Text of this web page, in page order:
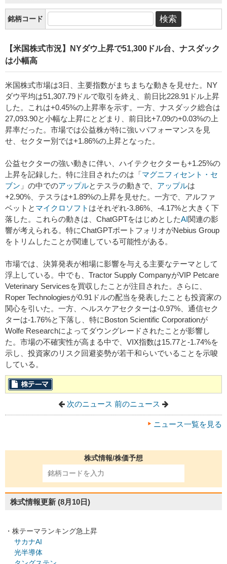
銘柄コード
【米国株式市況】NYダウ上昇で51,300ドル台、ナスダック
は小幅高
米国株式市場は3日、主要指数がまちまちな動きを見せた。NY
ダウ平均は51,307.79ドルで取引を終え、前日比228.91ドル上昇
した。これは+0.45%の上昇率を示す。一方、ナスダック総合は
27,093.90と小幅な上昇にとどまり、前日比+7.09の+0.03%の上
昇率だった。市場では公益株が特に強いパフォーマンスを見
せ、セクター別では+1.86%の上昇となった。
公益セクターの強い動きに伴い、ハイテクセクターも+1.25%の
上昇を記録した。特に注目されたのは「マグニフィセント・セ
ブン 」の中でのアップルとテスラの動きで、 アップルは
+2.90%、テスラは+1.89%の上昇を見せた。一方で、アルファ
ベットと マイクロソフト はそれぞれ-3.86%、-4.17%と大きく下
落した。これらの動きは、ChatGPTをはじめとしたAI関連の影
響が考えられる。特にChatGPTポートフォリオがNebius Group
をトリムしたことが関連している可能性がある。
市場では、決算発表が相場に影響を与える主要なテーマとして
浮上している。中でも、Tractor Supply CompanyがVIP Petcare
Veterinary Servicesを買収したことが注目された。さらに、
Roper Technologiesが0.91ドルの配当を発表したことも投資家の
関心を引いた。一方、ヘルスケアセクターは-0.97%、通信セク
ターは-1.76%と下落し、特にBoston Scientific Corporationが
Wolfe Researchによってダウングレードされたことが影響し
た。市場の不確実性が高まる中で、VIX指数は15.77と-1.74%を
示し、投資家のリスク回避姿勢が若干和らいでいることを示唆
している。
次のニュース 前のニュース
ニュース一覧を見る
株式情報/株価予想
株式情報更新 (8月10日)
・株テーマランキング急上昇
サカナAI
光半導体